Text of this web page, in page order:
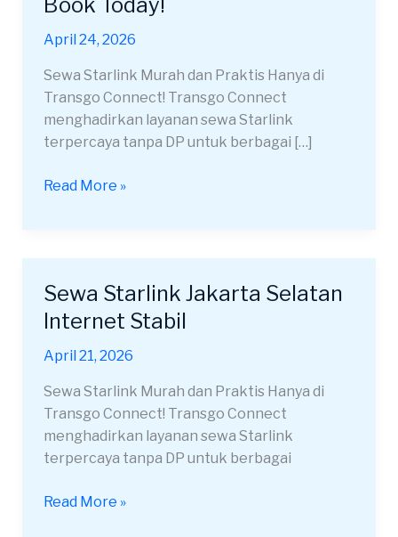
April 24, 2026
Sewa Starlink Murah dan Praktis Hanya di
Transgo Connect! Transgo Connect
menghadirkan layanan sewa Starlink
terpercaya tanpa DP untuk berbagai […]
Area
3T
–
Book
Today!
Read More »
Sewa Starlink Jakarta Selatan
Internet Stabil
April 21, 2026
Sewa Starlink Murah dan Praktis Hanya di
Transgo Connect! Transgo Connect
menghadirkan layanan sewa Starlink
terpercaya tanpa DP untuk berbagai
Sewa
Starlink
Jakarta
Selatan
Stabil
Read More »